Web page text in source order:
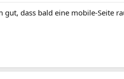
gut, dass bald eine mobile-Seite